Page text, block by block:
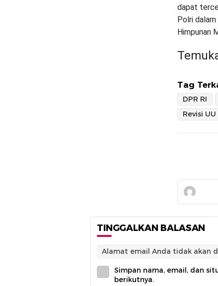
dapat
Polri dalam
Himpunan
Tag
DPR RI
Revisi
TINGGALKAN BALASAN
Alamat email Anda tidak akan
Simpan nama, email, dan
berikutnya.